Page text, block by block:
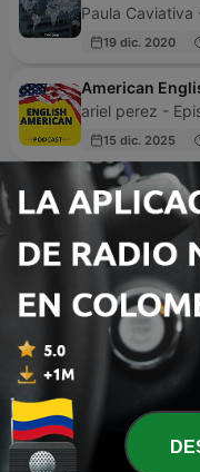
Paula Caviativa
19 dic. 2020
American
ariel perez -
15 dic. 2025
Radio Libertad
Radio Libertad -
25 feb. 2024
Merengue Sin
Merengue sin
14 dic. 2020
Un jour, un
22 abr. 2025